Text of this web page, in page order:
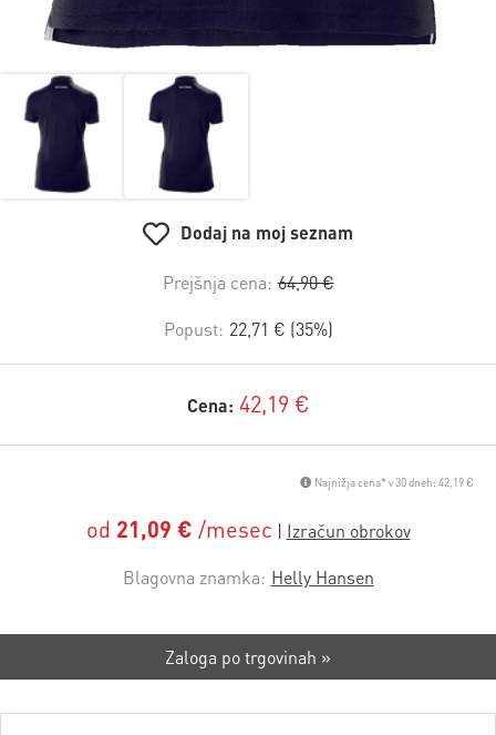
Dodaj na moj seznam
Prejšnja cena: 64,90 €
Popust: 22,71 € (35%)
Cena: 42,19 €
Najnižja cena* v 30 dneh: 42,19 €
od 21,09 € /mesec
Blagovna znamka: Helly Hansen
Zaloga po trgovinah »